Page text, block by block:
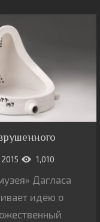
1,010
Дагласа
идею о